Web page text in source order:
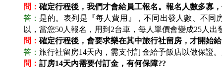
問： 確定行程後，我們才會給員工報名。報名人數多寡
答： 是的。表列是『每人費用』，不同出發人數、不同
以，當您50人報名，用到2台車，每人單價會變成25人出
問： 確定行程後，會要求樂在其中旅行社留房，才開始
答： 旅行社留房14天內，需支付訂金給予飯店以做保證
問： 訂房14天內需要付訂金，有何保障??